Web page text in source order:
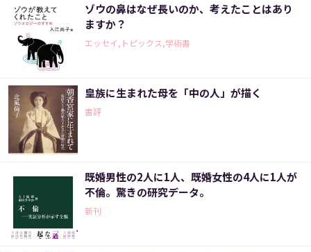
ゾウの鼻はなぜ長いのか、考えたことはあり
ますか？
エッセイ,トピックス,学術書
皇族に生まれた母を「中の人」が描く
書評
既婚男性の2人に1人、既婚女性の4人に1人が
不倫。驚きの研究データ。
新刊